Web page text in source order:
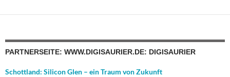
PARTNERSEITE: WWW.DIGISAURIER.DE: DIGISAURIER
Schottland: Silicon Glen – ein Traum von Zukunft